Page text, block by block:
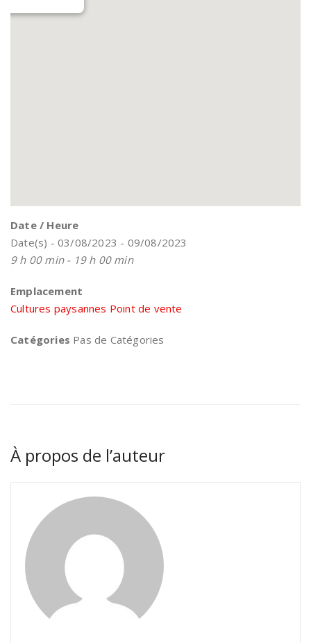
Date / Heure
Date(s) - 03/08/2023 - 09/08/2023
9 h 00 min - 19 h 00 min
Emplacement
Cultures paysannes Point de vente
Catégories Pas de Catégories
À propos de l’auteur